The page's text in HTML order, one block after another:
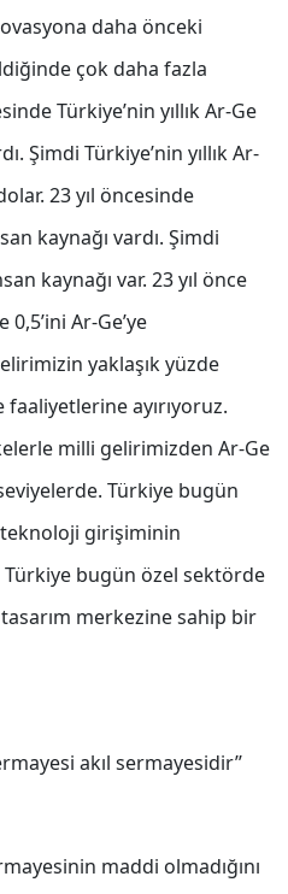
daha önceki
çok daha fazla
Türkiye’nin yıllık Ar-Ge
Şimdi Türkiye’nin yıllık Ar-
23 yıl öncesinde
kaynağı vardı. Şimdi
kaynağı var. 23 yıl önce
Ar-Ge’ye
yaklaşık yüzde
ayırıyoruz.
milli gelirimizden Ar-Ge
seviyelerde. Türkiye bugün
girişiminin
Türkiye bugün özel sektörde
merkezine sahip bir
akıl sermayesidir’’
maddi olmadığını